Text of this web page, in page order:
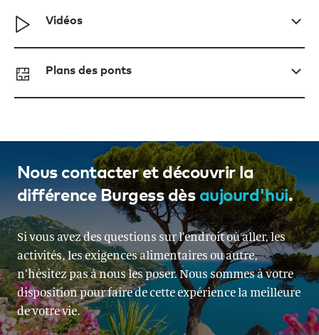
Vidéos
Plans des ponts
Nous contacter et découvrir la
différence Burgess dès aujourd'hui.
Si vous avez des questions sur l’endroit où aller, les
activités, les exigences alimentaires ou autre,
n’hésitez pas à nous les poser. Nous sommes à votre
disposition pour faire de cette expérience la meilleure
de votre vie.